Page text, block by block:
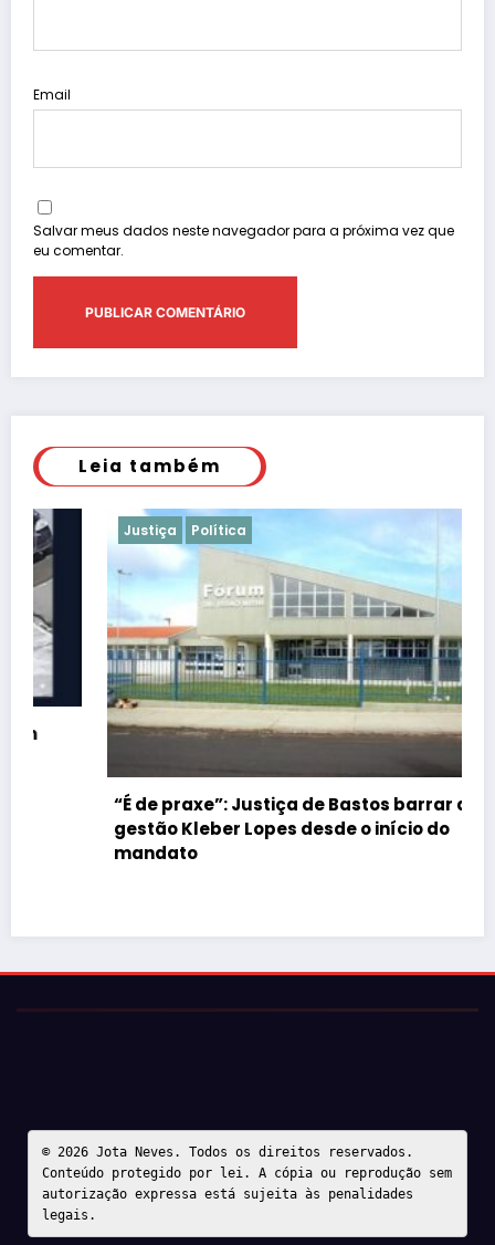
Email
Salvar meus dados neste navegador para a próxima vez que
eu comentar.
Leia também
Justiça Política
“É de praxe”: Justiça de Bastos barrar atos da
gestão Kleber Lopes desde o início do
mandato
© 2026 Jota Neves. Todos os direitos reservados.
Conteúdo protegido por lei. A cópia ou reprodução sem
autorização expressa está sujeita às penalidades
legais.